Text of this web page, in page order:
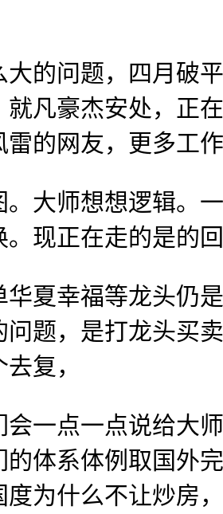
问题，四月破平
就凡豪杰安处，正
的网友，更多工
师想想逻辑。一
现正在走的是的
幸福等龙头仍是
问题，是打龙头买
复，
点一点说给大师
体系体例取国外
为什么不让炒房